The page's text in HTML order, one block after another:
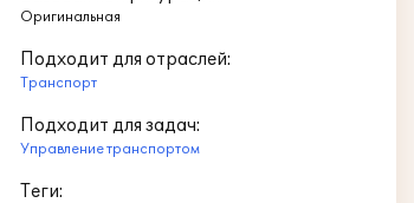
Оригинальная
Подходит для отраслей:
Транспорт
Подходит для задач:
Управление транспортом
Теги: